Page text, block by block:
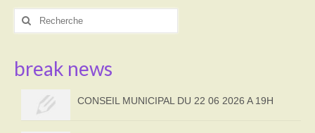
Rechercher
break news
CONSEIL MUNICIPAL DU 22 06 2026 A 19H